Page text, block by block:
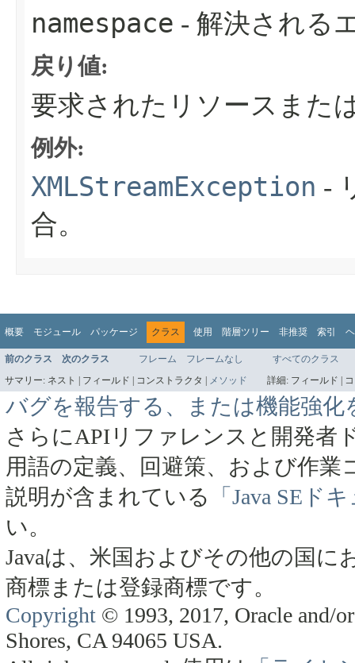
namespace - 解決される
戻り値:
要求されたリソースまた
例外:
XMLStreamException -
合。
概要 モジュール パッケージ クラス 使用 階層ツリー 非推奨 索引
前のクラス 次のクラス フレーム フレームなし
すべてのクラス
サマリー: ネスト | フィールド | コンストラクタ | メソッド 詳細: フィールド |
バグを報告する、または機能強化
さらにAPIリファレンスと開発者
用語の定義、回避策、および作
説明が含まれている
「Java SEド
い。
Javaは、米国およびその他の国に
商標または登録商標です。
Copyright © 1993, 2017, Oracle and/
Shores, CA 94065 USA.